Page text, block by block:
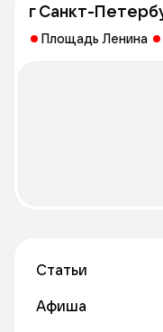
г Санкт-
Площадь Ленина
Статьи
Афиша